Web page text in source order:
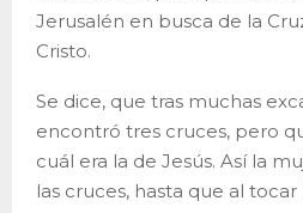
Jerusalén en busca de la
Cristo.
Se dice, que tras muchas
encontró tres cruces, pero
cuál era la de Jesús. Así la
las cruces, hasta que al